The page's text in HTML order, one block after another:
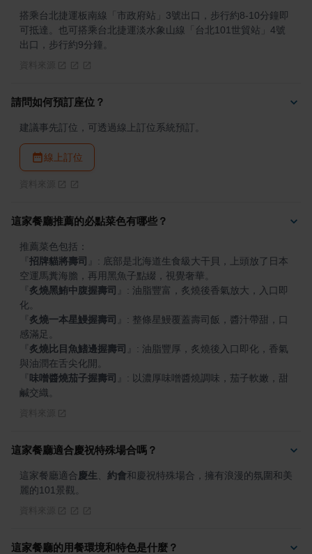
搭乘台北捷運板南線「市政府站」3號出口，步行約8-10分鐘即
可抵達。也可搭乘台北捷運淡水象山線「台北101世貿站」4號
出口，步行約9分鐘。
請問如何預訂座位？
建議事先訂位，可透過線上訂位系統預訂。
線上訂位
這家餐廳推薦的必點菜色有哪些？
招牌貓將壽司
: 底部是北海道生食級大干貝，上頭放了日本
炙燒黑鮪中腹握壽司
: 油脂豐富，炙燒後香氣放大，入口即
炙燒一本星鰻握壽司
: 整條星鰻覆蓋壽司飯，醬汁帶甜，口
炙燒比目魚鰭邊握壽司
: 油脂豐厚，炙燒後入口即化，香氣
味噌醬燒茄子握壽司
: 以濃厚味噌醬燒調味，茄子軟嫩，甜
鹹交織。
這家餐廳適合慶祝特殊場合嗎？
這家餐廳適合 慶生 約會和慶祝特殊場合，擁有浪漫的氛圍和美
麗的101景觀。
這家餐廳的用餐環境和特色是什麼？